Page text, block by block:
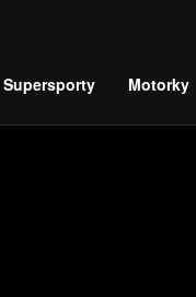
Supersporty Motorky